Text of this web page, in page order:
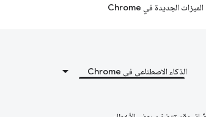
الميزات الجديدة في Chrome
الذكاء الاصطناعي في Chrome